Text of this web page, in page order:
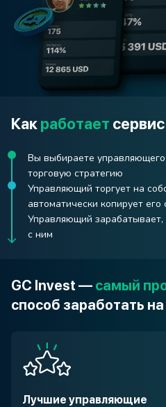
Какработает сервис
Вы выбираете управляющего
торговую стратегию
Управляющий торгует на
автоматически копирует его
Управляющий
с ним
GC Invest — самый
способ заработать
Лучшие управляющие